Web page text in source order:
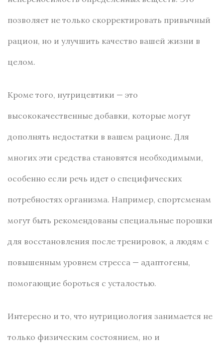
позволяет не только скорректировать привычный
рацион, но и улучшить качество вашей жизни в
целом.
Кроме того, нутрицевтики — это
высококачественные добавки, которые могут
дополнять недостатки в вашем рационе. Для
многих эти средства становятся необходимыми,
особенно если речь идет о специфических
потребностях организма. Например, спортсменам
могут быть рекомендованы специальные порошки
для восстановления после тренировок, а людям с
повышенным уровнем стресса — адаптогены,
помогающие бороться с усталостью.
Интересно и то, что нутрициология занимается не
только физическим состоянием, но и